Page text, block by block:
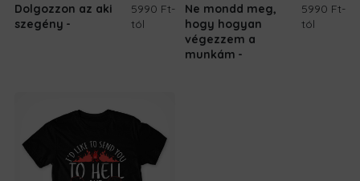
Dolgozzon az aki
szegény
5990 Ft-
tól
Ne mondd meg,
hogy hogyan
végezzem a
munkám
5990 Ft-
tól